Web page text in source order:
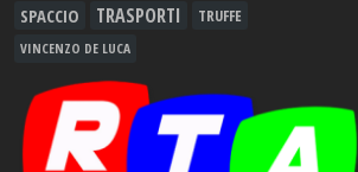
SPACCIO TRASPORTI TRUFFE
VINCENZO DE LUCA